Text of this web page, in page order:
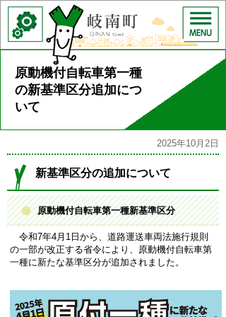
原動機付自転車第一種
の新基準区分追加につ
いて
2025年10月2日
新基準区分の追加について
原動機付自転車第一種新基準区分
令和7年4月1日から、道路運送車両法施行規則
の一部が改正する省令により、原動機付自転車第
一種に新たな基準区分が追加されました。